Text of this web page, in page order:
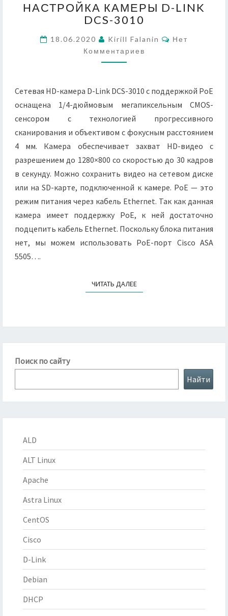
КАМЕРЫ
D-
DCS-
3010
НАСТРОЙКА КАМЕРЫ D-LINK
DCS-3010
18.06.2020 Kirill Falanin Комментарии
Нет
Комментариев
Сетевая HD-камера D-Link DCS-3010 с поддержкой PoE
оснащена 1/4-дюймовым мегапиксельным CMOS-
сенсором с технологией прогрессивного
сканирования и объективом с фокусным расстоянием
4 мм. Камера обеспечивает захват HD-видео с
разрешением до 1280×800 со скоростью до 30 кадров
в секунду. Можно сохранить видео на сетевом диске
или на SD-карте, подключенной к камере. PoE — это
режим питания через кабель Ethernet. Так как данная
камера имеет поддержку PoE, к ней достаточно
подцепить кабель Ethernet. Поскольку блока питания
нет, мы можем использовать PoE-порт Cisco ASA
5505….
ЧИТАТЬ ДАЛЕЕЧИТАТЬ ДАЛЕЕ
Поиск по сайту
Найти
ALD
ALT Linux
Apache
Astra Linux
CentOS
Cisco
D-Link
Debian
DHCP